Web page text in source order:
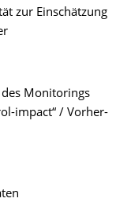
zur Einschätzung
Monitorings
impact“ / Vorher-